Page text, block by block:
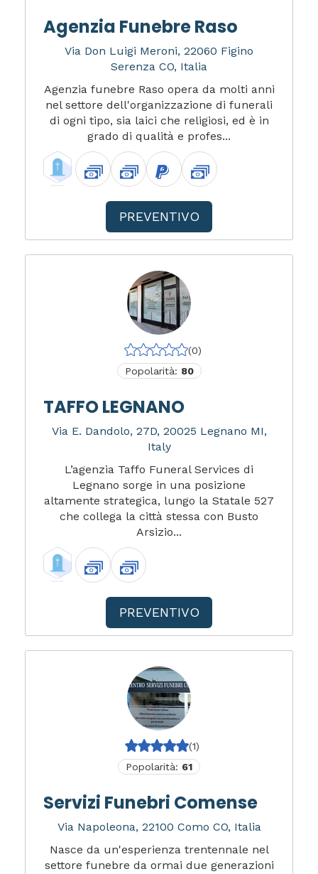
Agenzia Funebre Raso
Via Don Luigi Meroni, 22060 Figino
Serenza CO, Italia
Agenzia funebre Raso opera da molti anni
nel settore dell'organizzazione di funerali
di ogni tipo, sia laici che religiosi, ed è in
grado di qualità e profes...
PREVENTIVO
(0)
Popolarità: 80
TAFFO LEGNANO
Via E. Dandolo, 27D, 20025 Legnano MI,
Italy
L’agenzia Taffo Funeral Services di
Legnano sorge in una posizione
altamente strategica, lungo la Statale 527
che collega la città stessa con Busto
Arsizio...
PREVENTIVO
(1)
Popolarità: 61
Servizi Funebri Comense
Via Napoleona, 22100 Como CO, Italia
Nasce da un'esperienza trentennale nel
settore funebre da ormai due generazioni